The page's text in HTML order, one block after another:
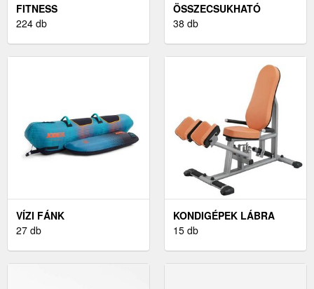
FITNESS
GÖRKORCSOLYÁK
224 db
ÖSSZECSUKHATÓ
FUTÓPAD
38 db
VÍZI FÁNK
27 db
KONDIGÉPEK LÁBRA
15 db